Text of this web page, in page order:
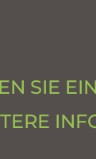
SIE